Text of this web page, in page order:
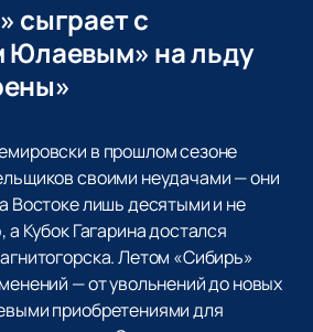
сыграет с
Юлаевым» на льду
в прошлом сезоне
своими неудачами — они
Востоке лишь десятыми и не
Кубок Гагарина достался
Летом «Сибирь»
— от увольнений до новых
приобретениями для